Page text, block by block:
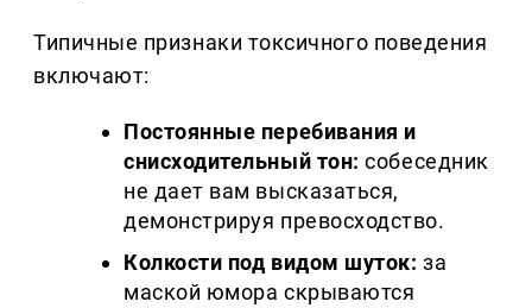
Типичные признаки токсичного поведения
включают:
Постоянные перебивания и
снисходительный тон: собеседник
не дает вам высказаться,
демонстрируя превосходство.
Колкости под видом шуток: за
маской юмора скрываются